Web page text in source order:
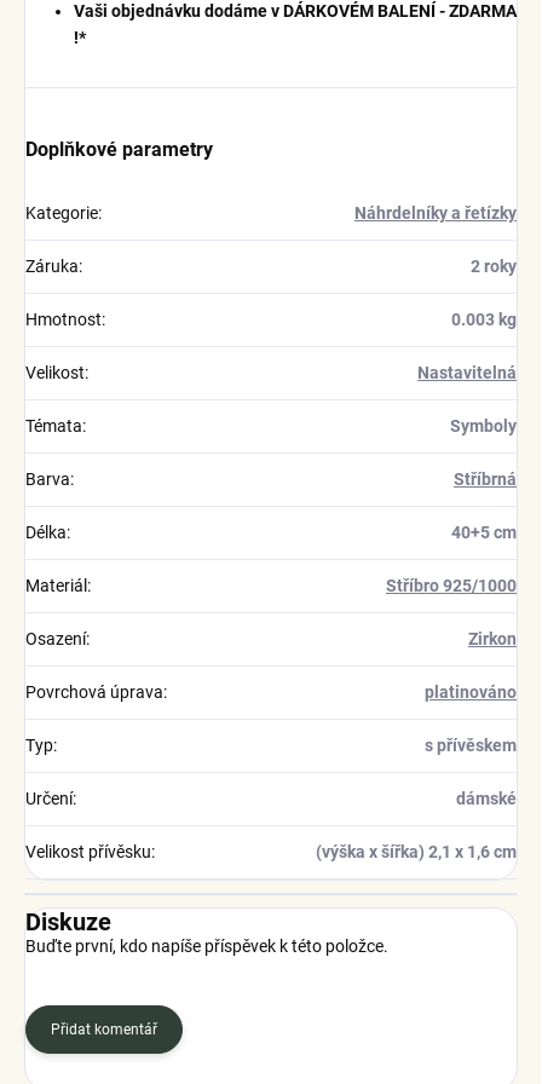
Vaši objednávku dodáme v DÁRKOVÉM BALENÍ - ZDARMA
!*
Doplňkové parametry
Kategorie: Náhrdelníky a řetízky
Záruka: 2 roky
Hmotnost: 0.003 kg
Velikost: Nastavitelná
Témata: Symboly
Barva: Stříbrná
Délka: 40+5 cm
Materiál : Stříbro 925/1000
Osazení: Zirkon
Povrchová úprava: platinováno
Typ: s přívěskem
Určení: dámské
Velikost přívěsku: (výška x šířka) 2,1 x 1,6 cm
Diskuze
Buďte první, kdo napíše příspěvek k této položce.
Přidat komentář